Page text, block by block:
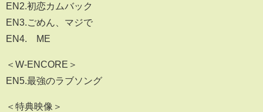
EN2.初恋カムバック
EN3.ごめん、マジで
EN4.≠ME
＜W-ENCORE＞
EN5.最強のラブソング
＜特典映像＞